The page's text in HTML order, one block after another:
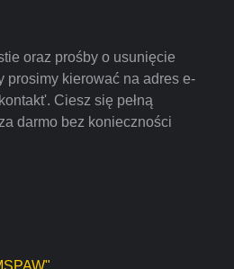
oraz prośby o usunięcie
prosimy kierować na adres e-
Ciesz się pełną
darmo bez konieczności